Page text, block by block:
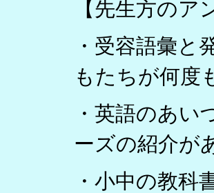
【先生方の
・受容語彙と
もたちが何度
・英語のあ
ーズの紹介が
・小中の教